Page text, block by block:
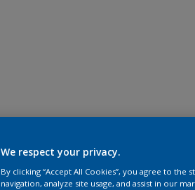
We respect your privacy.
By clicking “Accept All Cookies”, you agree to
navigation, analyze site usage, and assist in our